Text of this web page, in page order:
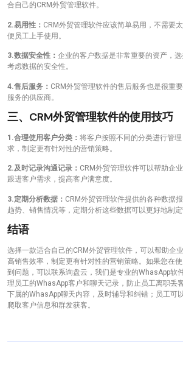
合自己的CRM外贸管理软件。
2.易用性： CRM外贸管理软件应该简单易用，不需要
便员工上手使用。
3.数据安全性： 企业的客户数据是非常重要的资产，
考虑数据的安全性。
4.售后服务： CRM外贸管理软件的售后服务也是很重
服务的供应商。
三、CRM外贸管理软件的使用技巧
1.合理使用客户分类： 将客户按照不同的分类进行管
求，制定更有针对性的营销策略。
2.及时记录沟通记录： CRM外贸管理软件可以帮助企
跟进客户需求，提高客户满意度。
3.定期分析数据： CRM外贸管理软件提供的各种数据
趋势、销售情况等，定期分析这些数据可以更好地制定
结语
选择一款适合自己的CRM外贸管理软件，可以帮助企
高销售效率，制定更有针对性的营销策略。如果您在
到问题，可以联系询盘云，我们是专业的WhasApp软
理员工的WhasApp客户和聊天记录，防止员工离职丢
下属的WhasApp聊天内容，及时辅导和纠错；员工可
爬取客户信息和群发获客。